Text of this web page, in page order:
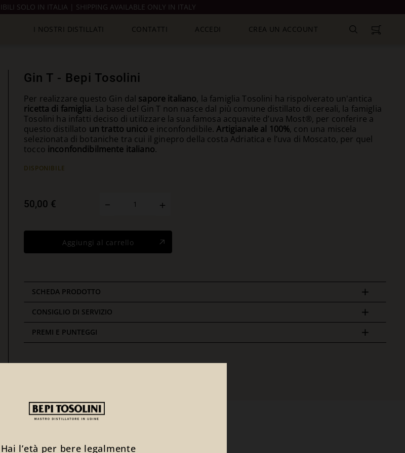
SOLO IN ITALIA | SHIPPING AVAILABLE ONLY IN ITALY
I NOSTRI DISTILLATI CONTATTI ACCEDI CREA UN ACCOUNT
Gin T - Bepi Tosolini
Per realizzare questo Gin dal sapore italiano, la famiglia Tosolini ha rispolverato un'antica
ricetta di famiglia. La base del Gin T non nasce dal più comune distillato di cereali, la famiglia
Tosolini ha infatti deciso di utilizzare la sua famosa acquavite d’uva Most®, per conferire a
questo distillato un tratto unico e inconfondibile.Artigianale al 100%, con una miscela
selezionata di botaniche tra cui il ginepro della costa Adriatica e l’uva di Moscato, per quel
tocco inconfondibilmente italiano.
DISPONIBILE
50,00 €
Aggiungi al carrello
SCHEDA PRODOTTO
CONSIGLIO DI SERVIZIO
PREMI E PUNTEGGI
Hai l’età per bere legalmente